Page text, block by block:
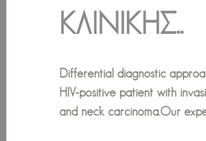
ΚΛΙΝΙΚΉΣ..
Differential diagnostic
HIV-positive patient with
and neck carcinoma.Our